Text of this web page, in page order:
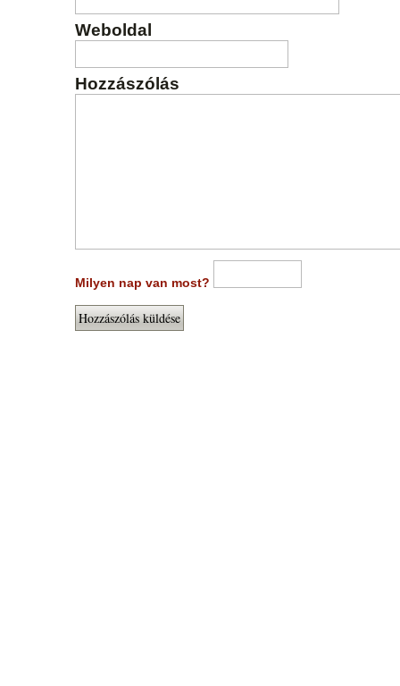
Weboldal
Hozzászólás
Milyen nap van most?